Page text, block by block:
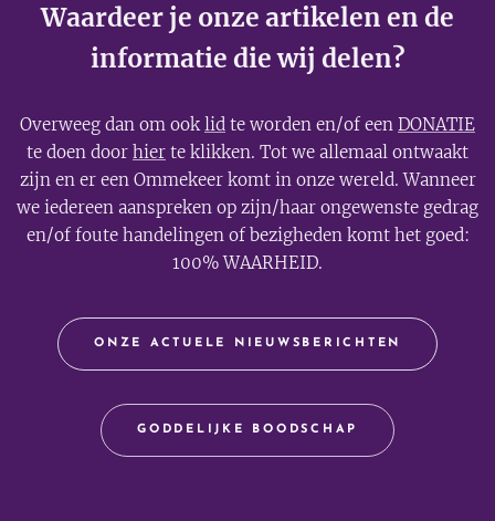
Waardeer je onze artikelen en de
informatie die wij delen?
Overweeg dan om ooklid te worden en/of een DONATIE
te doen door hier te klikken. Tot we allemaal ontwaakt
zijn en er een Ommekeer komt in onze wereld. Wanneer
we iedereen aanspreken op zijn/haar ongewenste gedrag
en/of foute handelingen of bezigheden komt het goed:
100% WAARHEID.
ONZE ACTUELE NIEUWSBERICHTEN
GODDELIJKE BOODSCHAP